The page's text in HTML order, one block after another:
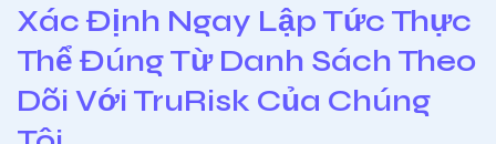
Xác Định Ngay Lập Tức Thực
Thể Đúng Từ Danh Sách Theo
Dõi Với TruRisk Của Chúng